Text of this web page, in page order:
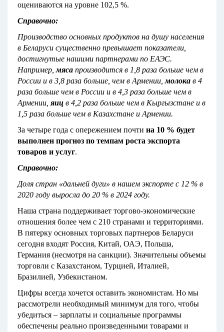
оцениваются на уровне 102,5 %.
Справочно:
Производство основных продуктов на душу населения
в Беларуси существенно превышает показатели,
достигнутые нашими партнерами по ЕАЭС.
Например, мяса производится в 1,8 раза больше чем в
России и в 3,8 раза больше, чем в Армении, молока в 4
раза больше чем в России и в 4,3 раза больше чем в
Армении, яиц в 4,2 раза больше чем в Кыргызстане и в
1,5 раза больше чем в Казахстане и Армении.
За четыре года с опережением почти на 10 % будет
выполнен прогноз по темпам роста экспорта
товаров и услуг.
Справочно:
Доля стран «дальней дуги» в нашем экспорте с 12 % в
2020 году выросла до 20 % в 2024 году.
Наша страна поддерживает торгово-экономические
отношения более чем с 210 странами и территориями.
В пятерку основных торговых партнеров Беларуси
сегодня входят Россия, Китай, ОАЭ, Польша,
Германия (несмотря на санкции). Значительны объемы
торговли с Казахстаном, Турцией, Италией,
Бразилией, Узбекистаном.
Цифры всегда хочется оставить экономистам. Но мы
рассмотрели необходимый минимум для того, чтобы
убедиться – зарплаты и социальные программы
обеспечены реально произведенными товарами и